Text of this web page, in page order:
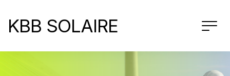
KBB SOLAIRE